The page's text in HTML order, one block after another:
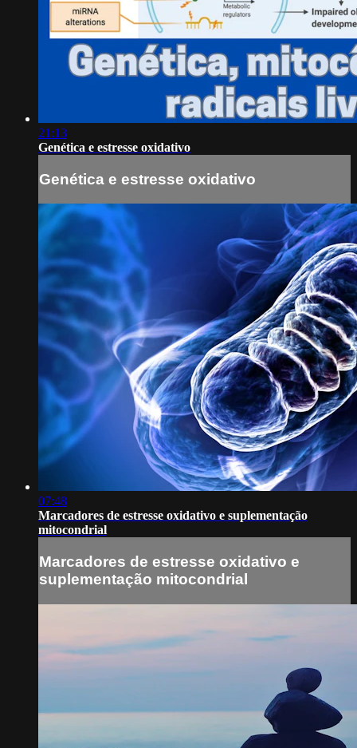
21:13
Genética e estresse oxidativo
Genética e estresse oxidativo
07:48
Marcadores de estresse oxidativo e suplementação
mitocondrial
Marcadores de estresse oxidativo e
suplementação mitocondrial